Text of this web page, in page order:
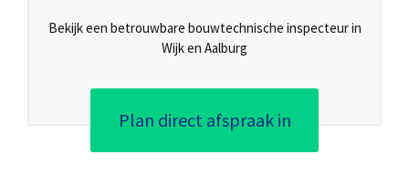
Bekijk een betrouwbare bouwtechnische inspecteur in
Wijk en Aalburg
Plan direct afspraak in